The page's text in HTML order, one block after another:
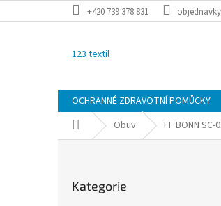
na
+420 739 378 831
123 textil
OCHRANNÉ ZDRAVOTNÍ POMŮCKY
Domů Obuv FF BONN SC-
kategorie
Kategorie